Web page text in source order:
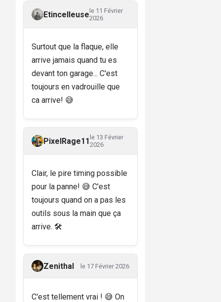
Etincelleuse le 11 Février
2026
Surtout que la flaque, elle
arrive jamais quand tu es
devant ton garage... C'est
toujours en vadrouille que
ca arrive! 😅
PixelRage11 le 13 Février
2026
Clair, le pire timing possible
pour la panne! 😅 C'est
toujours quand on a pas les
outils sous la main que ça
arrive. 🛠️
Zenithal le 17 Février 2026
C'est tellement vrai ! 😅 On